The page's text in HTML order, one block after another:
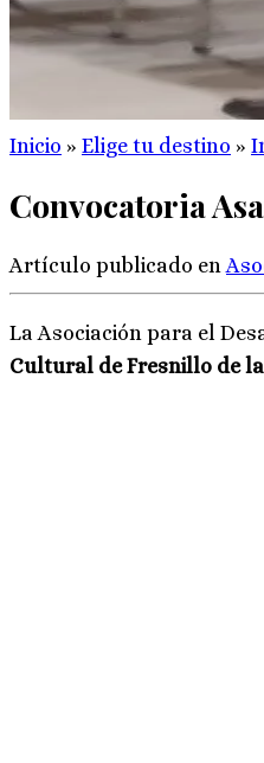
Inicio » Elige tu destino »
Convocatoria
Artículo publicado en
La Asociación para el
Cultural de Fresnillo de